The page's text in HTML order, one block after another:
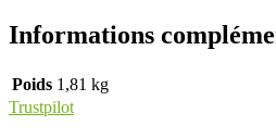
Informations
Poids 1,81 kg
Trustpilot